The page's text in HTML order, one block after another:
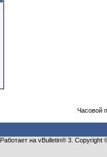
Часовой
Работает на vBulletin® 3.